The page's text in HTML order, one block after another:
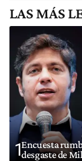
LAS MÁS
1Encuesta
desgaste de